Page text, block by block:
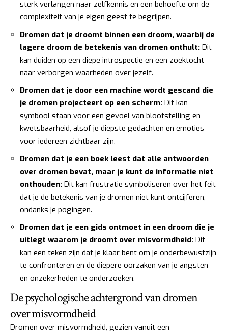
sterk verlangen naar zelfkennis en een behoefte om de
complexiteit van je eigen geest te begrijpen.
Dromen dat je droomt binnen een droom, waarbij de
lagere droom de betekenis van dromen onthult: Dit
kan duiden op een diepe introspectie en een zoektocht
naar verborgen waarheden over jezelf.
Dromen dat je door een machine wordt gescand die
je dromen projecteert op een scherm: Dit kan
symbool staan voor een gevoel van blootstelling en
kwetsbaarheid, alsof je diepste gedachten en emoties
voor iedereen zichtbaar zijn.
Dromen dat je een boek leest dat alle antwoorden
over dromen bevat, maar je kunt de informatie niet
onthouden: Dit kan frustratie symboliseren over het feit
dat je de betekenis van je dromen niet kunt ontcijferen,
ondanks je pogingen.
Dromen dat je een gids ontmoet in een droom die je
uitlegt waarom je droomt over misvormdheid: Dit
kan een teken zijn dat je klaar bent om je onderbewustzijn
te confronteren en de diepere oorzaken van je angsten
en onzekerheden te onderzoeken.
De psychologische achtergrond van dromen
over misvormdheid
Dromen over misvormdheid, gezien vanuit een